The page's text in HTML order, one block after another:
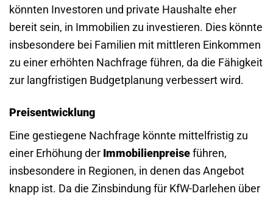
könnten Investoren und private Haushalte eher
bereit sein, in Immobilien zu investieren. Dies könnte
insbesondere bei Familien mit mittleren Einkommen
zu einer erhöhten Nachfrage führen, da die Fähigkeit
zur langfristigen Budgetplanung verbessert wird.
Preisentwicklung
Eine gestiegene Nachfrage könnte mittelfristig zu
einer Erhöhung der Immobilienpreiseführen,
insbesondere in Regionen, in denen das Angebot
knapp ist. Da die Zinsbindung für KfW-Darlehen über